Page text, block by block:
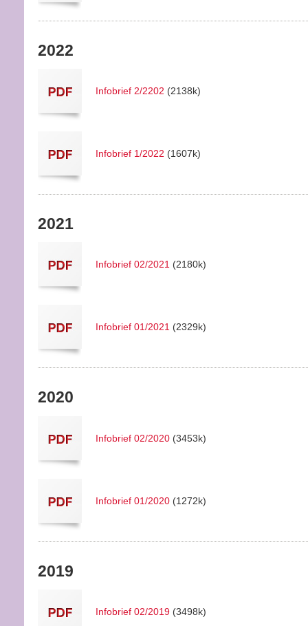
2022
Infobrief 2/2202 (2138k)
Infobrief 1/2022 (1607k)
2021
Infobrief 02/2021 (2180k)
Infobrief 01/2021 (2329k)
2020
Infobrief 02/2020 (3453k)
Infobrief 01/2020 (1272k)
2019
Infobrief 02/2019 (3498k)